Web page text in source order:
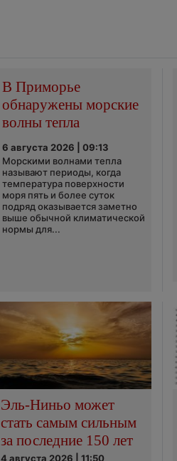
В Приморье
обнаружены морские
волны тепла
6 августа 2026 | 09:13
Морскими волнами тепла
называют периоды, когда
температура поверхности
моря пять и более суток
подряд оказывается заметно
выше обычной климатической
нормы для...
Эль-Ниньо может
стать самым сильным
за последние 150 лет
4 августа 2026 | 11:50